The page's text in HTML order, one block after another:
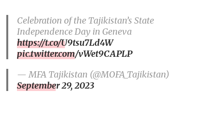
Celebration of the Tajikistan’s State
Independence Day in Geneva
https://t.co/U9tsu7Ld4W
pic.twitter.com/vWet9CAPLP
— MFA Tajikistan (@MOFA_Tajikistan)
September 29, 2023